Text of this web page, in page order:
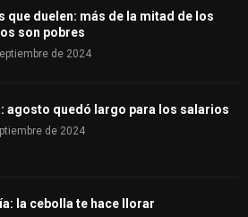
H
que duelen: más de la mitad de los
son pobres
de 2024
agosto quedó largo para los salarios
de 2024
la cebolla te hace llorar